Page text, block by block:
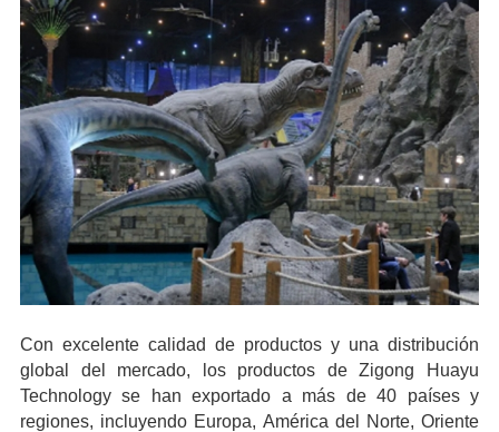
Con excelente calidad de productos y una distribución
global del mercado, los productos de Zigong Huayu
Technology se han exportado a más de 40 países y
regiones, incluyendo Europa, América del Norte, Oriente